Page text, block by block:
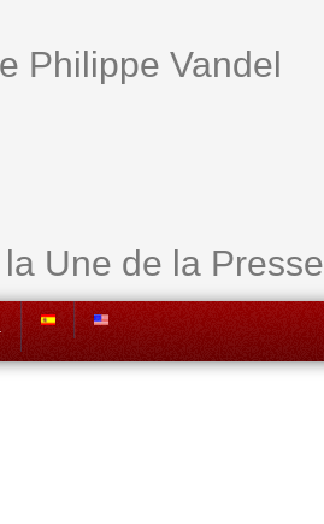
Philippe Vandel
Une de la Presse